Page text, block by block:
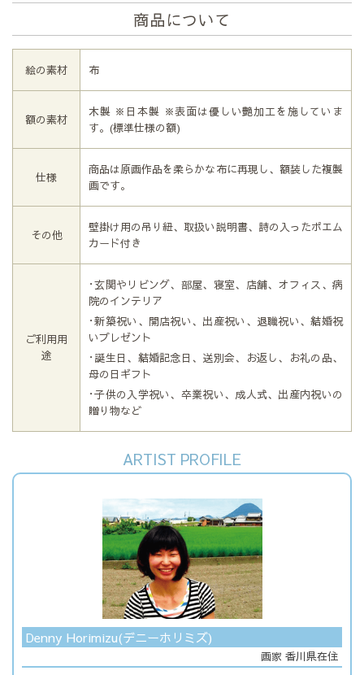
商品について
絵の素材 布
額の素材
木製 ※日本製 ※表面は優しい艶加工を施していま
す。(標準仕様の額)
仕様
商品は原画作品を柔らかな布に再現し、額装した複製
画です。
その他
壁掛け用の吊り紐、取扱い説明書、詩の入ったポエム
カード付き
ご利用用
途
･玄関やリビング、部屋、寝室、店舗、オフィス、病
院のインテリア
･新築祝い、開店祝い、出産祝い、退職祝い、結婚祝
いプレゼント
･誕生日、結婚記念日、送別会、お返し、お礼の品、
母の日ギフト
･子供の入学祝い、卒業祝い、成人式、出産内祝いの
贈り物など
ARTIST PROFILE
Denny Horimizu(デニーホリミズ)
画家 香川県在住